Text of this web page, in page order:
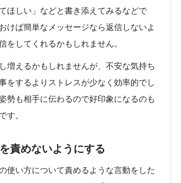
ほしい」などと書き添えてみるなどで
けば簡単なメッセージなら返信しないよ
をしてくれるかもしれません。
増えるかもしれませんが、不安な気持ち
をするよりストレスが少なく効率的でし
勢も相手に伝わるので好印象になるのも
す。
責めないようにする
使い方について責めるような言動をした